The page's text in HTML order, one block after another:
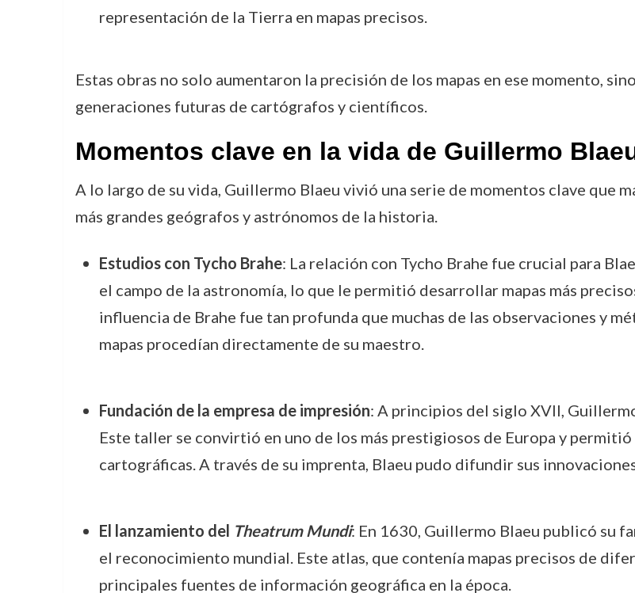
representación de la Tierra en mapas precisos.
Estas obras no solo aumentaron la precisión de los mapas en ese momento,
generaciones futuras de cartógrafos y científicos.
Momentos clave en la vida de Guillermo
A lo largo de su vida, Guillermo Blaeu vivió una serie de momentos clave que
más grandes geógrafos y astrónomos de la historia.
Estudios con Tycho Brahe: La relación con Tycho Brahe fue crucial para
el campo de la astronomía, lo que le permitió desarrollar mapas más
influencia de Brahe fue tan profunda que muchas de las observaciones y
mapas procedían directamente de su maestro.
Fundación de la empresa de impresión: A principios del siglo XVII,
Este taller se convirtió en uno de los más prestigiosos de Europa y
cartográficas. A través de su imprenta, Blaeu pudo difundir sus
El lanzamiento del Theatrum Mundi: En 1630, Guillermo Blaeu publicó su
el reconocimiento mundial. Este atlas, que contenía mapas precisos de
principales fuentes de información geográfica en la época.